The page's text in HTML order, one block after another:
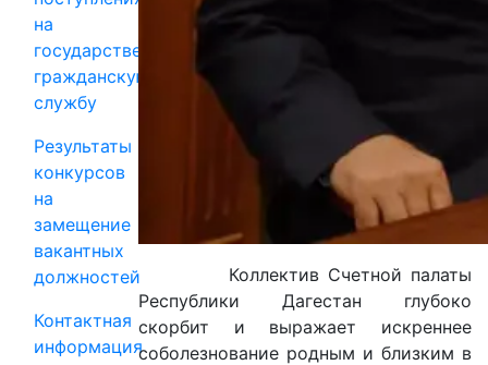
на
государственную
гражданскую
службу
Результаты
конкурсов
на
замещение
вакантных
должностей
Контактная
информация
Коллектив Счетной палаты
Республики Дагестан глубоко
скорбит и выражает искреннее
соболезнование родным и близким в